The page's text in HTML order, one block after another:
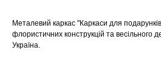
Металевий каркас "Каркаси для
флористичних конструкцій та весільного
Україна.